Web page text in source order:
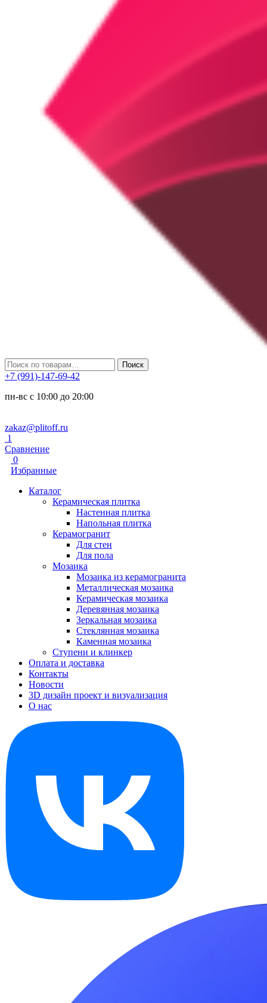
Искать: Поиск
+7 (991)-147-69-42
пн-вс с 10:00 до 20:00
zakaz@plitoff.ru
1
Сравнение
0
Избранные
Каталог
Керамическая плитка
Настенная плитка
Напольная плитка
Керамогранит
Для стен
Для пола
Мозаика
Мозаика из керамогранита
Металлическая мозаика
Керамическая мозаика
Деревянная мозаика
Зеркальная мозаика
Стеклянная мозаика
Каменная мозаика
Ступени и клинкер
Оплата и доставка
Контакты
Новости
3D дизайн проект и визуализация
О нас